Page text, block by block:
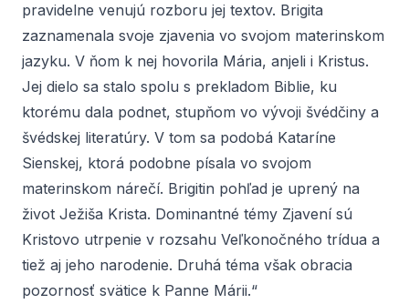
pravidelne venujú rozboru jej textov. Brigita
zaznamenala svoje zjavenia vo svojom materinskom
jazyku. V ňom k nej hovorila Mária, anjeli i Kristus.
Jej dielo sa stalo spolu s prekladom Biblie, ku
ktorému dala podnet, stupňom vo vývoji švédčiny a
švédskej literatúry. V tom sa podobá Kataríne
Sienskej, ktorá podobne písala vo svojom
materinskom nárečí. Brigitin pohľad je uprený na
život Ježiša Krista. Dominantné témy Zjavenísú
Kristovo utrpenie v rozsahu Veľkonočného trídua a
tiež aj jeho narodenie. Druhá téma však obracia
pozornosť svätice k Panne Márii.“